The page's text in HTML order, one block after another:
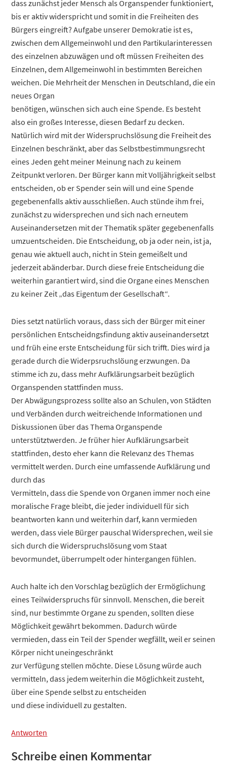
dass zunächst jeder Mensch als Organspender funktioniert,
bis er aktiv widerspricht und somit in die Freiheiten des
Bürgers eingreift? Aufgabe unserer Demokratie ist es,
zwischen dem Allgemeinwohl und den Partikularinteressen
des einzelnen abzuwägen und oft müssen Freiheiten des
Einzelnen, dem Allgemeinwohl in bestimmten Bereichen
weichen. Die Mehrheit der Menschen in Deutschland, die ein
neues Organ
benötigen, wünschen sich auch eine Spende. Es besteht
also ein großes Interesse, diesen Bedarf zu decken.
Natürlich wird mit der Widerspruchslösung die Freiheit des
Einzelnen beschränkt, aber das Selbstbestimmungsrecht
eines Jeden geht meiner Meinung nach zu keinem
Zeitpunkt verloren. Der Bürger kann mit Volljährigkeit selbst
entscheiden, ob er Spender sein will und eine Spende
gegebenenfalls aktiv ausschließen. Auch stünde ihm frei,
zunächst zu widersprechen und sich nach erneutem
Auseinandersetzen mit der Thematik später gegebenenfalls
umzuentscheiden. Die Entscheidung, ob ja oder nein, ist ja,
genau wie aktuell auch, nicht in Stein gemeißelt und
jederzeit abänderbar. Durch diese freie Entscheidung die
weiterhin garantiert wird, sind die Organe eines Menschen
zu keiner Zeit „das Eigentum der Gesellschaft“.
Dies setzt natürlich voraus, dass sich der Bürger mit einer
persönlichen Entscheidngsfindung aktiv auseinandersetzt
und früh eine erste Entscheidung für sich trifft. Dies wird ja
gerade durch die Widerpsruchslöung erzwungen. Da
stimme ich zu, dass mehr Aufklärungsarbeit bezüglich
Organspenden stattfinden muss.
Der Abwägungsprozess sollte also an Schulen, von Städten
und Verbänden durch weitreichende Informationen und
Diskussionen über das Thema Organspende
unterstütztwerden. Je früher hier Aufklärungsarbeit
stattfinden, desto eher kann die Relevanz des Themas
vermittelt werden. Durch eine umfassende Aufklärung und
durch das
Vermitteln, dass die Spende von Organen immer noch eine
moralische Frage bleibt, die jeder individuell für sich
beantworten kann und weiterhin darf, kann vermieden
werden, dass viele Bürger pauschal Widersprechen, weil sie
sich durch die Widerspruchslösung vom Staat
bevormundet, überrumpelt oder hintergangen fühlen.
Auch halte ich den Vorschlag bezüglich der Ermöglichung
eines Teilwiderspruchs für sinnvoll. Menschen, die bereit
sind, nur bestimmte Organe zu spenden, sollten diese
Möglichkeit gewährt bekommen. Dadurch würde
vermieden, dass ein Teil der Spender wegfällt, weil er seinen
Körper nicht uneingeschränkt
zur Verfügung stellen möchte. Diese Lösung würde auch
vermitteln, dass jedem weiterhin die Möglichkeit zusteht,
über eine Spende selbst zu entscheiden
und diese individuell zu gestalten.
Antworten
Schreibe einen Kommentar